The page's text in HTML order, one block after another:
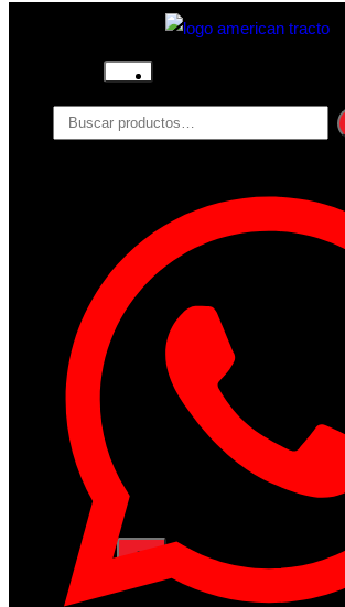
Nosotros
Productos
Refrigerante
Lubricantes
Contacto
Acceder
Iniciar Sesion
Registro
Restablecer la contraseña
X